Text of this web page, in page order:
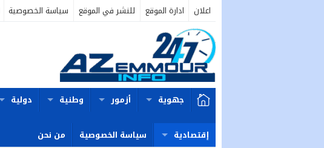
اعلان ادارة الموقع للنشر في الموقع سياسة الخصوصية
جهوية أزمور وطنية دولية
إقتصادية
سياسة الخصوصية
من نحن